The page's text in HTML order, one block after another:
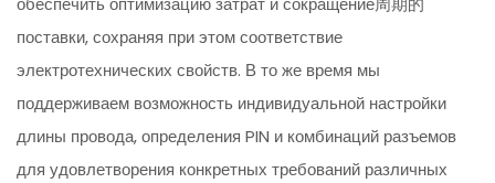
поставки, сохраняя при этом соответствие
электротехнических свойств. В то же время мы
поддерживаем возможность индивидуальной настройки
длины провода, определения PIN и комбинаций разъемов
для удовлетворения конкретных требований различных